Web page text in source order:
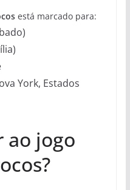
está marcado para:
York, Estados
ao jogo